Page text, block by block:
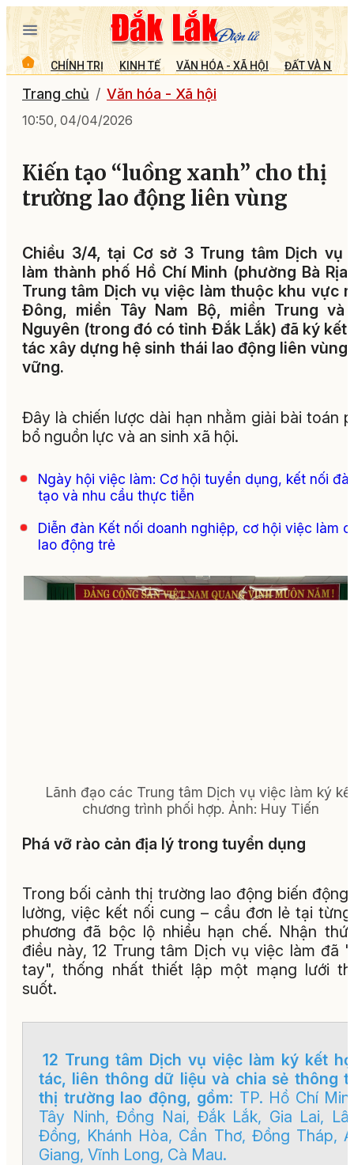
CHÍNH TRỊ KINH TẾ VĂN HÓA - XÃ HỘI ĐẤT VÀ
Trang chủ Văn hóa - Xã hội
10:50, 04/04/2026
Kiến tạo “luồng xanh” cho thị
trường lao động liên vùng
Chiều 3/4, tại Cơ sở 3 Trung tâm Dịch vụ
làm thành phố Hồ Chí Minh (phường Bà
Trung tâm Dịch vụ việc làm thuộc khu vực
Đông, miền Tây Nam Bộ, miền Trung và
Nguyên (trong đó có tỉnh Đắk Lắk) đã ký kết
tác xây dựng hệ sinh thái lao động liên vùng
vững.
Đây là chiến lược dài hạn nhằm giải bài toán
bổ nguồn lực và an sinh xã hội.
Ngày hội việc làm: Cơ hội tuyển dụng, kết nối
tạo và nhu cầu thực tiễn
Diễn đàn Kết nối doanh nghiệp, cơ hội việc làm
lao động trẻ
Lãnh đạo các Trung tâm Dịch vụ việc làm ký
chương trình phối hợp. Ảnh: Huy Tiến
Phá vỡ rào cản địa lý trong tuyển dụng
Trong bối cảnh thị trường lao động biến động
lường, việc kết nối cung – cầu đơn lẻ tại
phương đã bộc lộ nhiều hạn chế. Nhận
điều này, 12 Trung tâm Dịch vụ việc làm đã
tay", thống nhất thiết lập một mạng lưới
suốt.
12 Trung tâm Dịch vụ việc làm ký kết
tác, liên thông dữ liệu và chia sẻ thông
thị trường lao động, gồm: TP. Hồ Chí
Tây Ninh, Đồng Nai, Đắk Lắk, Gia Lai,
Đồng, Khánh Hòa, Cần Thơ, Đồng Tháp,
Giang, Vĩnh Long, Cà Mau.